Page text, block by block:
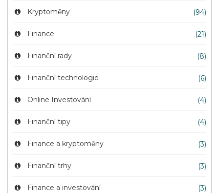
Kryptoměny (94)
Finance (21)
Finanční rady (8)
Finanční technologie (6)
Online Investování (4)
Finanční tipy (4)
Finance a kryptoměny (3)
Finanční trhy (3)
Finance a investování (3)